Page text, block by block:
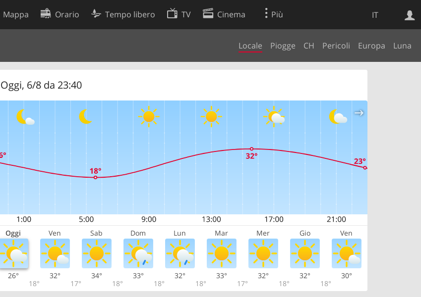
IT
Mappa Orario Tempo libero TV Cinema Più
Locale Piogge CH Pericoli Europa Luna
Oggi, 6/8 da 23:40
Oggi Ven Sab Dom Lun Mar Mer Gio Ven
26°
18°
32°
17°
34°
18°
33°
18°
32°
18°
33°
17°
32°
18°
32°
18°
30°
Ricerca Web
Preferenze cookie